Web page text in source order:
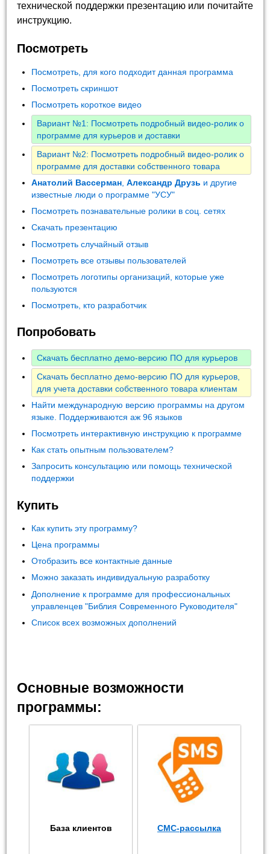
технической поддержки презентацию или почитайте
инструкцию.
Посмотреть
Посмотреть, для кого подходит данная программа
Посмотреть скриншот
Посмотреть короткое видео
Вариант №1: Посмотреть подробный видео-ролик о
программе для курьеров и доставки
Вариант №2: Посмотреть подробный видео-ролик о
программе для доставки собственного товара
Анатолий Вассерман ,Александр Друзь и другие
известные люди о программе "УСУ"
Посмотреть познавательные ролики в соц. сетях
Скачать презентацию
Посмотреть случайный отзыв
Посмотреть все отзывы пользователей
Посмотреть логотипы организаций, которые уже
пользуются
Посмотреть, кто разработчик
Попробовать
Скачать бесплатно демо-версию ПО для курьеров
Скачать бесплатно демо-версию ПО для курьеров,
для учета доставки собственного товара клиентам
Найти международную версию программы на другом
языке. Поддерживаются аж 96 языков
Посмотреть интерактивную инструкцию к программе
Как стать опытным пользователем?
Запросить консультацию или помощь технической
поддержки
Купить
Как купить эту программу?
Цена программы
Отобразить все контактные данные
Можно заказать индивидуальную разработку
Дополнение к программе для профессиональных
управленцев "Библия Современного Руководителя"
Список всех возможных дополнений
Основные возможности
программы:
База клиентов СМС-рассылка